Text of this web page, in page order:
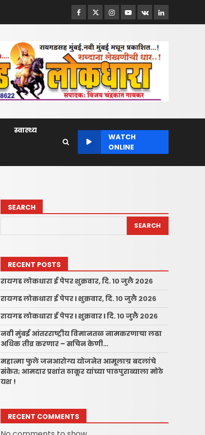
Facebook
TwitterInstagram
Youtube
VK LinkedIn
स्वास्थ्य
WATCH
ONLINE
SEARCH
SEARCH
RECENT POSTS
रायगड लोकधारा ई पेपर शुक्रवार, दि. १० जुलै २०२६
रायगड लोकधारा ई पेपर l शुक्रवार, दि. १० जुलै २०२६
रायगड लोकधारा ई पेपर l शुक्रवार l दि. १० जुलै २०२६
नवी मुंबई आंतरराष्ट्रीय विमानतळ नामकरणाचा लढा
अधिक तीव्र करणार – सचिन केणी…
महात्मा फुले जनआरोग्य योजनेत आमूलाग्र बदलांचे
संकेत; आमदार प्रशांत ठाकूर यांच्या पाठपुराव्याला मोठे
यश !
RECENT COMMENTS